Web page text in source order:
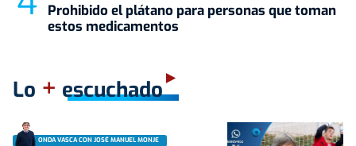
Prohibido el plátano para personas que toman
estos medicamentos
Lo + escuchado
ONDA VASCA CON JOSÉ MANUEL MONJE